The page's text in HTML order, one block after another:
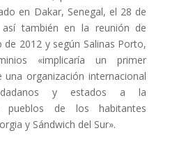
en Dakar, Senegal, el 28 de
también en la reunión de
2012 y según Salinas Porto,
«implicaría un primer
organización internacional
y estados a la
pueblos de los habitantes
y Sándwich del Sur».